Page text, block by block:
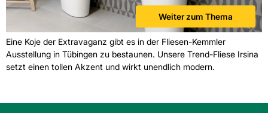
Weiter zum Thema
Eine Koje der Extravaganz gibt es in der Fliesen-Kemmler
Ausstellung in Tübingen zu bestaunen. Unsere Trend-Fliese Irsina
setzt einen tollen Akzent und wirkt unendlich modern.